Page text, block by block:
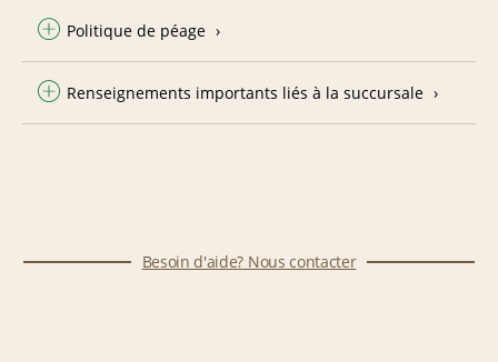
Politique de péage
Renseignements importants liés à la succursale
Besoin d'aide? Nous contacter